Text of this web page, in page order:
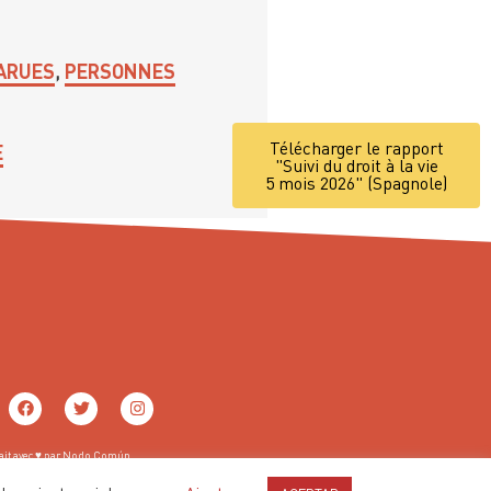
, PERSONNES
Télécharger le rapport
"Suivi du droit à la vie
5 mois 2026" (Spagnole)
avec ♥ parNodo Común